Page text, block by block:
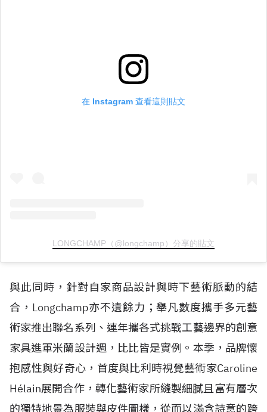
在 Instagram 查看這則貼文
LONGCHAMP（@longchamp）分享的貼文
與此同時，針對自家商品設計與時下藝術脈動的結
合，Longchamp亦不遺餘力；舉凡數度攜手多元藝
術家推出聯名系列、連年攜各式挑戰工藝邊界的創意
家具進軍米蘭設計週，比比皆是實例。本季，品牌懷
抱感性與好奇心，首度與比利時視覺藝術家Caroline
Hélain展開合作，轉化藝術家所縫製細膩且富有層次
的獨特地景為服裝與皮件圖樣，從而以滿含詩意的跨